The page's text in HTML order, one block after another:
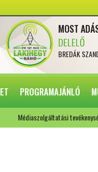
MOST
DELELŐ
BREDÁK
PROGRAMAJÁNLÓ
Médiaszolgáltatási